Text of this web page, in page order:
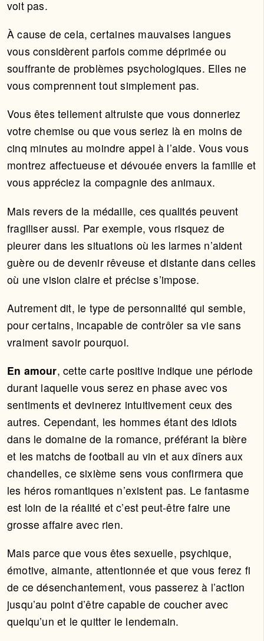
voit pas.
À cause de cela, certaines mauvaises langues
vous considèrent parfois comme déprimée ou
souffrante de problèmes psychologiques. Elles ne
vous comprennent tout simplement pas.
Vous êtes tellement altruiste que vous donneriez
votre chemise ou que vous seriez là en moins de
cinq minutes au moindre appel à l’aide. Vous vous
montrez affectueuse et dévouée envers la famille et
vous appréciez la compagnie des animaux.
Mais revers de la médaille, ces qualités peuvent
fragiliser aussi. Par exemple, vous risquez de
pleurer dans les situations où les larmes n’aident
guère ou de devenir rêveuse et distante dans celles
où une vision claire et précise s’impose.
Autrement dit, le type de personnalité qui semble,
pour certains, incapable de contrôler sa vie sans
vraiment savoir pourquoi.
En amour, cette carte positive indique une période
durant laquelle vous serez en phase avec vos
sentiments et devinerez intuitivement ceux des
autres. Cependant, les hommes étant des idiots
dans le domaine de la romance, préférant la bière
et les matchs de football au vin et aux dîners aux
chandelles, ce sixième sens vous confirmera que
les héros romantiques n’existent pas. Le fantasme
est loin de la réalité et c’est peut-être faire une
grosse affaire avec rien.
Mais parce que vous êtes sexuelle, psychique,
émotive, aimante, attentionnée et que vous ferez fi
de ce désenchantement, vous passerez à l’action
jusqu’au point d’être capable de coucher avec
quelqu’un et le quitter le lendemain.